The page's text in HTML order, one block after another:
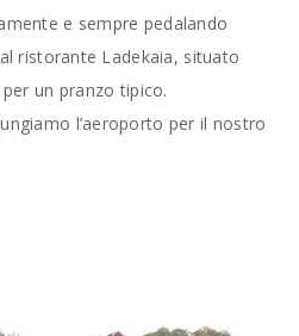
e sempre pedalando
ristorante Ladekaia, situato
per un pranzo tipico.
l’aeroporto per il nostro